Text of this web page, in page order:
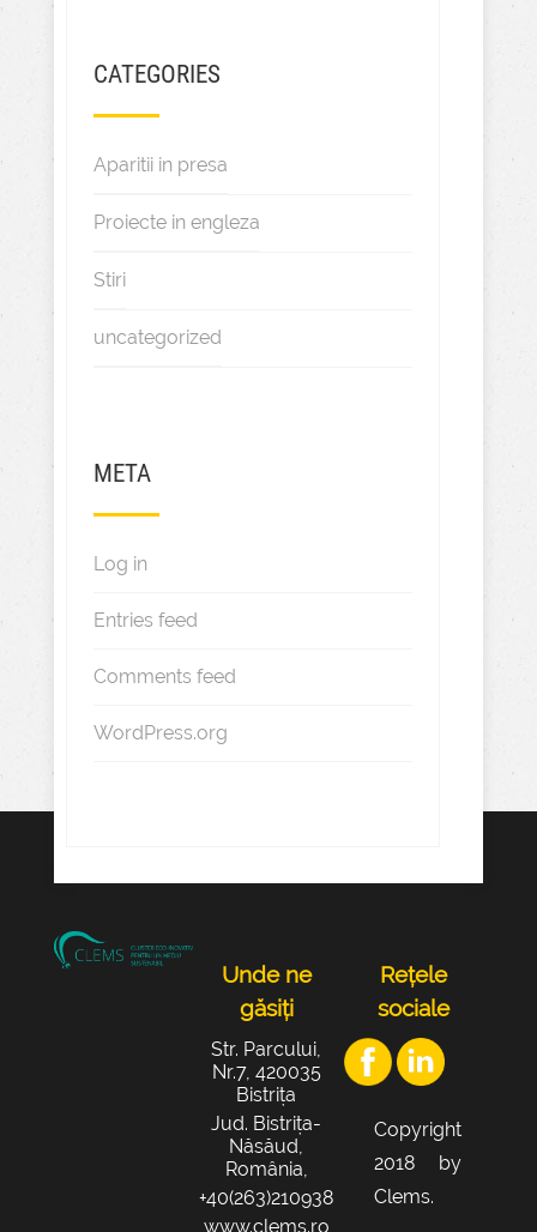
CATEGORIES
Aparitii in presa
Proiecte in engleza
Stiri
uncategorized
META
Log in
Entries feed
Comments feed
WordPress.org
Unde ne
găsiți
Str. Parcului,
Nr.7, 420035
Bistrița
Jud. Bistrița-
Năsăud,
România,
+40(263)210938
www.clems.ro
Rețele
sociale
Copyright
2018 by
Clems.